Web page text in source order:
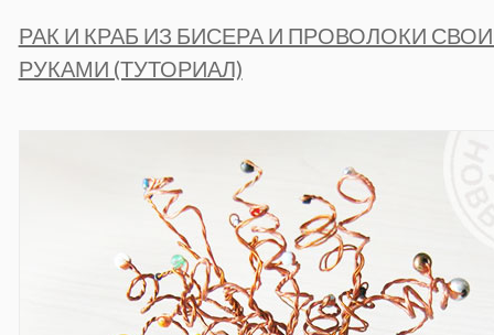
РАК И КРАБ ИЗ БИСЕРА И ПРОВОЛОКИ
РУКАМИ (ТУТОРИАЛ)